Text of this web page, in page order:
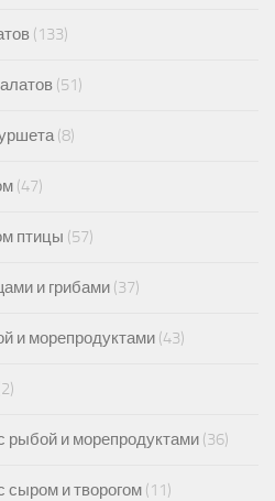
(133)
(51)
(8)
(47)
птицы (57)
и грибами (37)
и морепродуктами (43)
рыбой и морепродуктами (36)
сыром и творогом (11)